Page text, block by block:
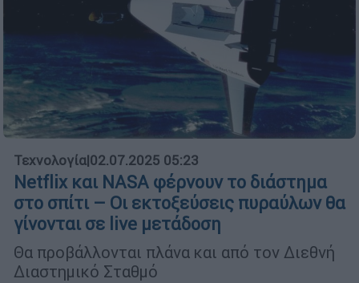
Τεχνολογία|02.07.2025 05:23
Netflix και NASA φέρνουν το διάστημα
στο σπίτι – Οι εκτοξεύσεις πυραύλων θα
γίνονται σε live μετάδοση
Θα προβάλλονται πλάνα και από τον Διεθνή
Διαστημικό Σταθμό